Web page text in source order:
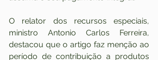
O relator dos recursos especiais,
ministro Antonio Carlos Ferreira,
destacou que o artigo faz menção ao
período de contribuição a produtos